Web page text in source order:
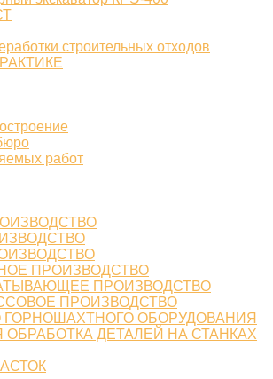
строительных отходов
работ
ПРОИЗВОДСТВО
ПРОИЗВОДСТВО
ПРОИЗВОДСТВО
ГОРНОШАХТНОГО ОБОРУДОВАНИЯ
ДЕТАЛЕЙ НА СТАНКАХ